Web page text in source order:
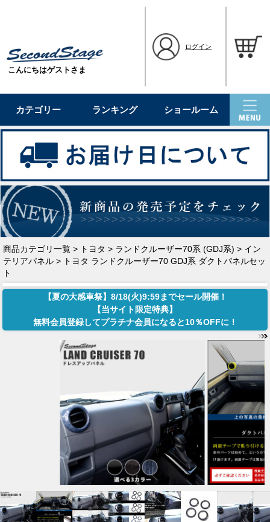
こんにちはゲストさま
ログイン
カテゴリー ランキング ショールーム
商品カテゴリ一覧 > トヨタ > ランドクルーザー70系 (GDJ系) > イン
テリアパネル > トヨタ ランドクルーザー70 GDJ系 ダクトパネルセッ
ト
【夏の大感車祭】8/18(火)9:59までセール開催！
【当サイト限定特典】
無料会員登録してプラチナ会員になると10％OFFに！